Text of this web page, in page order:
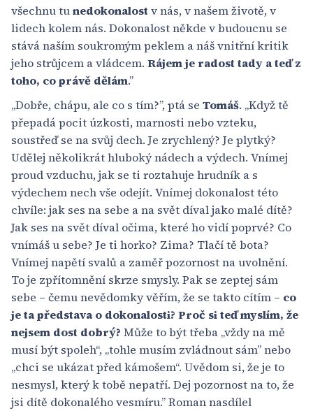
všechnu tunedokonalostv nás, v našem životě, v
lidech kolem nás. Dokonalost někde v budoucnu se
stává naším soukromým peklem a náš vnitřní kritik
jeho strůjcem a vládcem. Rájem je radost tady a teď z
toho, co právě dělám.”
„Dobře, chápu, ale co s tím?”, ptá se Tomáš. „Když tě
přepadá pocit úzkosti, marnosti nebo vzteku,
soustřeď se na svůj dech. Je zrychlený? Je plytký?
Udělej několikrát hluboký nádech a výdech. Vnímej
proud vzduchu, jak se ti roztahuje hrudník a s
výdechem nech vše odejít. Vnímej dokonalost této
chvíle: jak ses na sebe a na svět díval jako malé dítě?
Jak ses na svět díval očima, které ho vidí poprvé? Co
vnímáš u sebe? Je ti horko? Zima? Tlačí tě bota?
Vnímej napětí svalů a zaměř pozornost na uvolnění.
To je zpřítomnění skrze smysly. Pak se zeptej sám
sebe – čemu nevědomky věřím, že se takto cítím – co
je ta představa o dokonalosti? Proč si teď myslím, že
nejsem dost dobrý? Může to být třeba „vždy na mě
musí být spoleh“, „tohle musím zvládnout sám” nebo
„chci se ukázat před kámošem“. Uvědom si, že je to
nesmysl, který k tobě nepatří. Dej pozornost na to, že
jsi dítě dokonalého vesmíru.” Roman nasdílel